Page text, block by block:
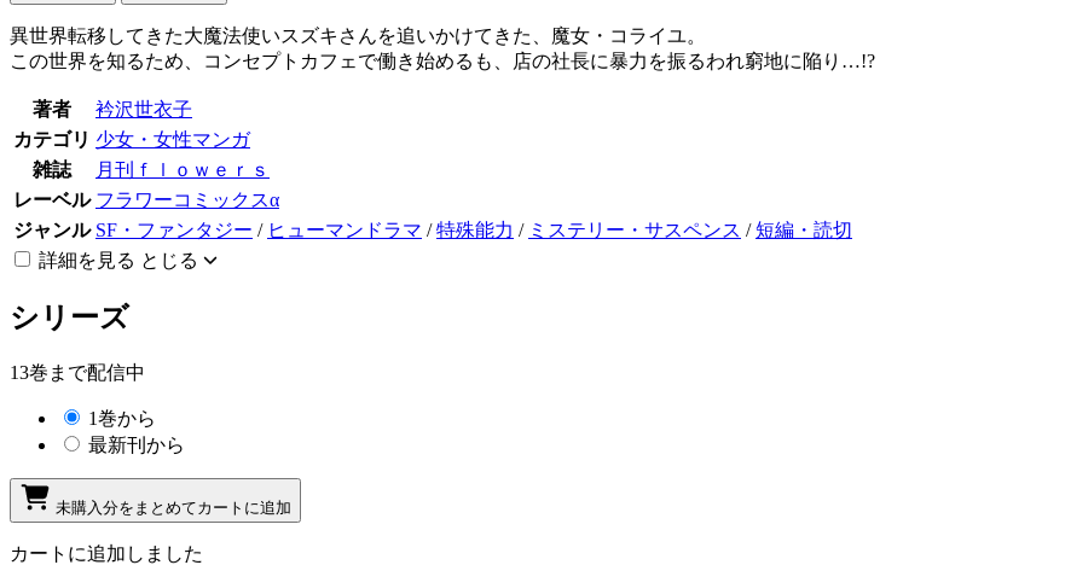
異世界転移してきた大魔法使いスズキさんを追いかけてきた、魔女・コライユ。
この世界を知るため、コンセプトカフェで働き始めるも、店の社長に暴力を振るわれ窮地に陥り…!?
著者
衿沢世衣子
カテゴリ 少女・女性マンガ
雑誌
月刊ｆｌｏｗｅｒｓ
レーベル フラワーコミックスα
ジャンル SF・ファンタジー / ヒューマンドラマ /特殊能力 / ミステリー・サスペンス /短編・読切
詳細を見る とじる
シリーズ
13巻まで配信中
1巻から
最新刊から
未購入分をまとめてカートに追加
カートに追加しました